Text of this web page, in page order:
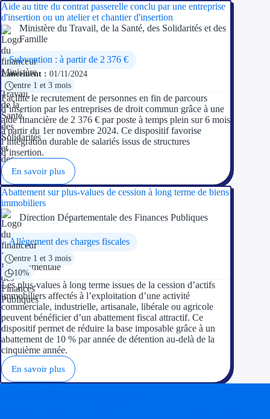
Aide au titre du contrat passerelle conclu par une entreprise
d'insertion ou un atelier et chantier d'insertion
Ministère du Travail, de la Santé, des Solidarités et des
Famille
Subvention : à partir de 2 376 €
Lancement : 01/11/2024
entre 1 et 3 mois
Facilite le recrutement de personnes en fin de parcours
d’insertion par les entreprises de droit commun grâce à une
aide financière de 2 376 € par poste à temps plein sur 6 mois
à partir du 1er novembre 2024. Ce dispositif favorise
l’intégration durable de salariés issus de structures
d’insertion.
En savoir plus
Abattement sur plus-values de cession à long terme de biens
immobiliers
Direction Départementale des Finances Publiques
Allègement des charges fiscales
entre 1 et 3 mois
10%
Les plus-values à long terme issues de la cession d’actifs
immobiliers affectés à l’exploitation d’une activité
commerciale, industrielle, artisanale, libérale ou agricole
peuvent bénéficier d’un abattement fiscal attractif. Ce
dispositif permet de réduire la base imposable grâce à un
abattement de 10 % par année de détention au-delà de la
cinquième année.
En savoir plus